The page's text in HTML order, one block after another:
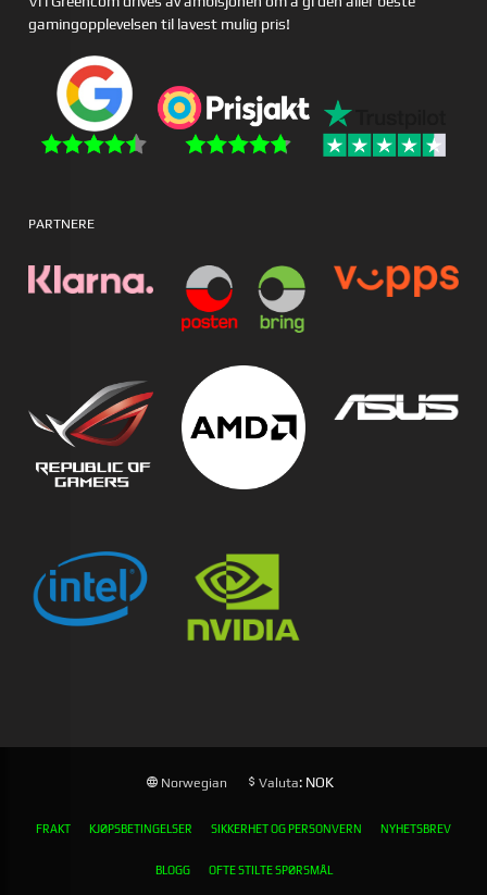
gamingopplevelsen til lavest mulig pris!
PARTNERE
Norwegian Valuta: NOK
FRAKT KJØPSBETINGELSER SIKKERHET OG PERSONVERN NYHETSBREV
BLOGG OFTE STILTE SPØRSMÅL